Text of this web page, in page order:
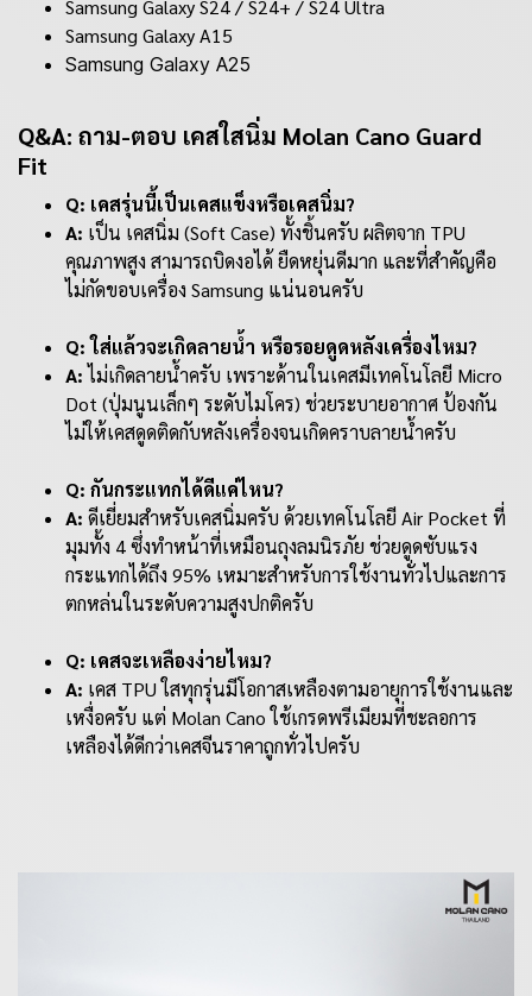
Samsung Galaxy S24 / S24+ / S24 Ultra
Samsung Galaxy A15
Samsung Galaxy A25
Q&A: ถาม-ตอบ เคสใสนิ่ม Molan Cano Guard
Fit
Q: เคสรุ่นนี้เป็นเคสแข็งหรือเคสนิ่ม?
A: เป็น เคสนิ่ม (Soft Case) ทั้งชิ้นครับ ผลิตจาก TPU
คุณภาพสูง สามารถบิดงอได้ ยืดหยุ่นดีมาก และที่สำคัญคือ
ไม่กัดขอบเครื่อง Samsung แน่นอนครับ
Q: ใส่แล้วจะเกิดลายน้ำ หรือรอยดูดหลังเครื่องไหม?
A:ไม่เกิดลายน้ำครับ เพราะด้านในเคสมีเทคโนโลยี Micro
Dot (ปุ่มนูนเล็กๆ ระดับไมโคร) ช่วยระบายอากาศ ป้องกัน
ไม่ให้เคสดูดติดกับหลังเครื่องจนเกิดคราบลายน้ำครับ
Q: กันกระแทกได้ดีแค่ไหน?
A: ดีเยี่ยมสำหรับเคสนิ่มครับ ด้วยเทคโนโลยี Air Pocket ที่
มุมทั้ง 4 ซึ่งทำหน้าที่เหมือนถุงลมนิรภัย ช่วยดูดซับแรง
กระแทกได้ถึง 95% เหมาะสำหรับการใช้งานทั่วไปและการ
ตกหล่นในระดับความสูงปกติครับ
Q: เคสจะเหลืองง่ายไหม?
A: เคส TPU ใสทุกรุ่นมีโอกาสเหลืองตามอายุการใช้งานและ
เหงื่อครับ แต่ Molan Cano ใช้เกรดพรีเมียมที่ชะลอการ
เหลืองได้ดีกว่าเคสจีนราคาถูกทั่วไปครับ